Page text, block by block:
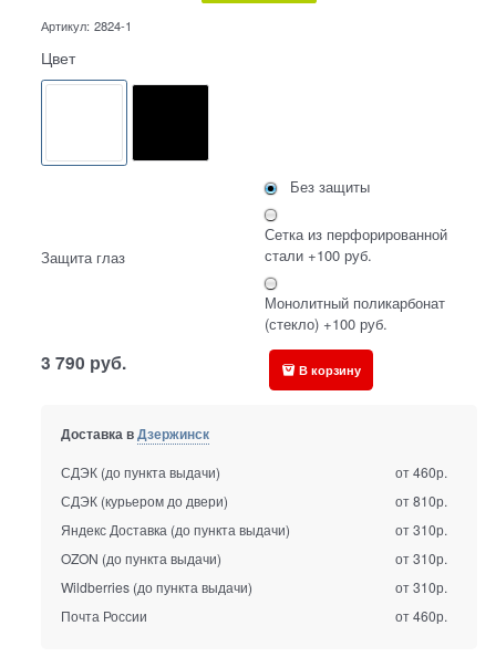
Артикул: 2824-1
Цвет
Защита глаз
Без защиты
Сетка из перфорированной
стали +100 руб.
Монолитный поликарбонат
(стекло) +100 руб.
3 790 руб. В корзину
Доставка вДзержинск
СДЭК (до пункта выдачи)
от 460р.
СДЭК (курьером до двери)
от 810р.
Яндекс Доставка (до пункта выдачи)
от 310р.
OZON (до пункта выдачи)
от 310р.
Wildberries (до пункта выдачи)
от 310р.
Почта России
от 460р.